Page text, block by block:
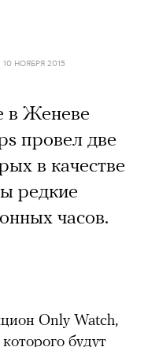
10 НОЯБРЯ 2015
в Женеве
провел две
в качестве
редкие
часов.
Only Watch,
будут